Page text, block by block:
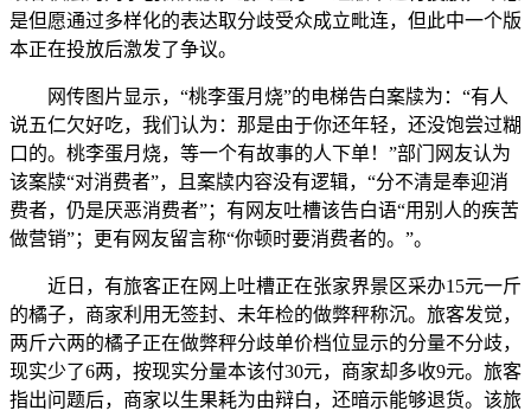
是但愿通过多样化的表达取分歧受众成立毗连，但此中一个版
本正在投放后激发了争议。
网传图片显示，“桃李蛋月烧”的电梯告白案牍为：“有人
说五仁欠好吃，我们认为：那是由于你还年轻，还没饱尝过糊
口的。桃李蛋月烧，等一个有故事的人下单！”部门网友认为
该案牍“对消费者”，且案牍内容没有逻辑，“分不清是奉迎消
费者，仍是厌恶消费者”；有网友吐槽该告白语“用别人的疾苦
做营销”；更有网友留言称“你顿时要消费者的。”。
近日，有旅客正在网上吐槽正在张家界景区采办15元一斤
的橘子，商家利用无签封、未年检的做弊秤称沉。旅客发觉，
两斤六两的橘子正在做弊秤分歧单价档位显示的分量不分歧，
现实少了6两，按现实分量本该付30元，商家却多收9元。旅客
指出问题后，商家以生果耗为由辩白，还暗示能够退货。该旅